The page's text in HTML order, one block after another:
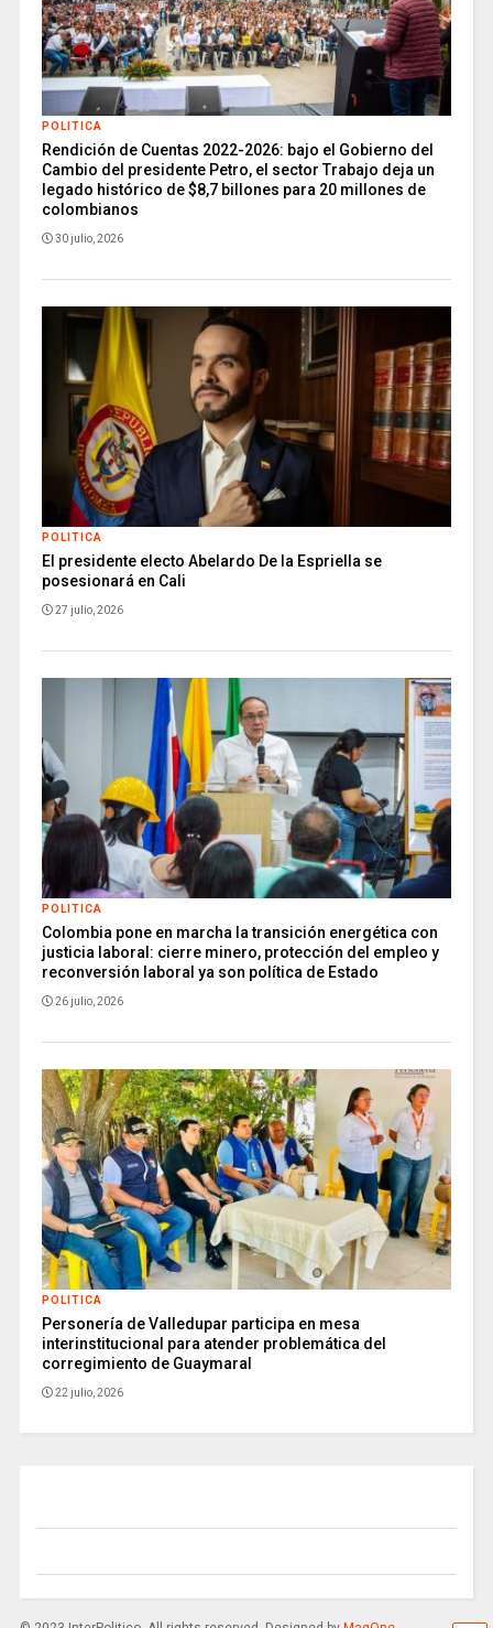
POLITICA
Rendición de Cuentas 2022-2026: bajo el Gobierno del
Cambio del presidente Petro, el sector Trabajo deja un
legado histórico de $8,7 billones para 20 millones de
colombianos
30 julio, 2026
POLITICA
El presidente electo Abelardo De la Espriella se
posesionará en Cali
27 julio, 2026
POLITICA
Colombia pone en marcha la transición energética con
justicia laboral: cierre minero, protección del empleo y
reconversión laboral ya son política de Estado
26 julio, 2026
POLITICA
Personería de Valledupar participa en mesa
interinstitucional para atender problemática del
corregimiento de Guaymaral
22 julio, 2026